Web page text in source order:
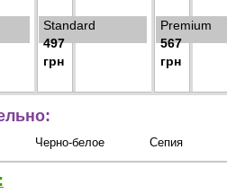
Standard
497
грн
Premium
567
грн
Черно-белое Сепия